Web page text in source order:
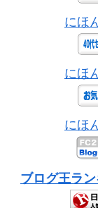
にほ
にほ
にほ
ブログ王ラ